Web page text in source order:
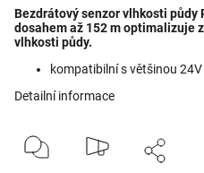
Bezdrátový senzor vlhkosti půdy
dosahem až 152 m optimalizuje
vlhkosti půdy.
kompatibilní s většinou
Detailní informace